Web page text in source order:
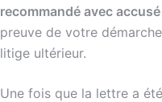
recommandé avec
preuve de votre
litige ultérieur.
Une fois que la lettre a